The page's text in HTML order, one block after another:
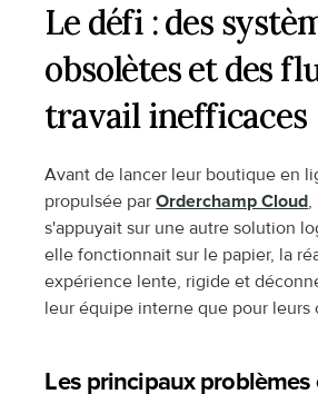
Le défi : des
obsolètes et des
travail inefficaces
Avant de lancer leur boutique en
propulsée par Orderchamp Cloud,
s'appuyait sur une autre solution
elle fonctionnait sur le papier, la
expérience lente, rigide et
leur équipe interne que pour leurs
Les principaux problèmes